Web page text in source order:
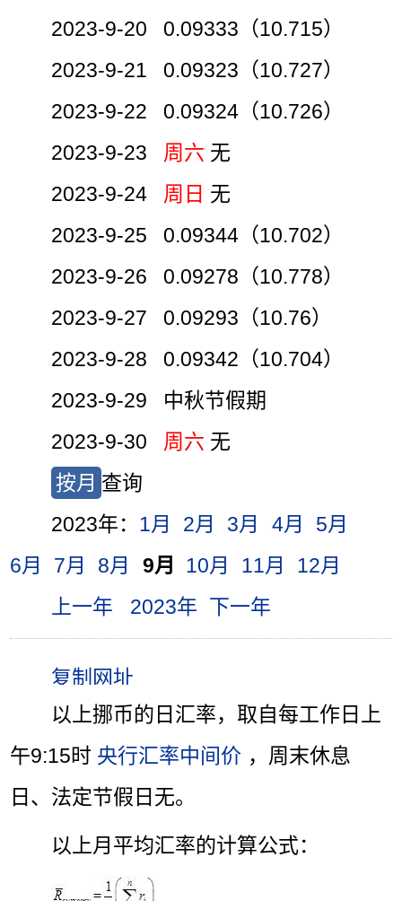
2023-9-20 0.09333（10.715）
2023-9-21 0.09323（10.727）
2023-9-22 0.09324（10.726）
2023-9-23 周六 无
2023-9-24 周日 无
2023-9-25 0.09344（10.702）
2023-9-26 0.09278（10.778）
2023-9-27 0.09293（10.76）
2023-9-28 0.09342（10.704）
2023-9-29 中秋节假期
2023-9-30 周六 无
按月 查询
2023年： 1月 2月 3月 4月
5月
6月
7月 8月 9月 10月 11月
12月
上一年
2023年 下一年
以上挪币的日汇率，取自每工作日上
午9:15时 央行汇率中间价 ，周末休息
日、法定节假日无。
以上月平均汇率的计算公式：